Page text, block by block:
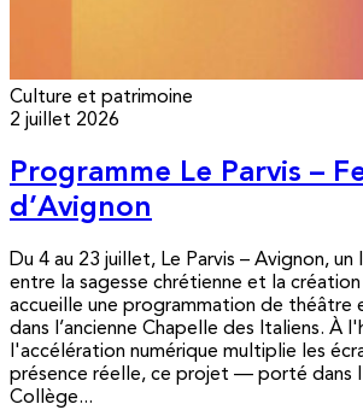
Culture et patrimoine
2 juillet 2026
Programme Le Parvis –
d’Avignon
Du 4 au 23 juillet, Le Parvis – Avignon,
entre la sagesse chrétienne et la
accueille une programmation de théâtre
dans l’ancienne Chapelle des Italiens. À
l'accélération numérique multiplie les
présence réelle, ce projet — porté dans
Collège...